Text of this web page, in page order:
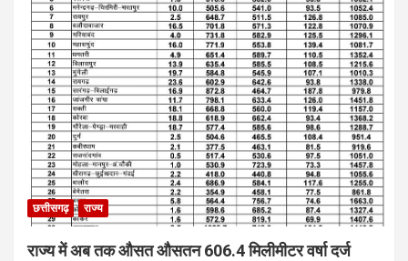
छत्तीसगढ़ राज्य
राज्य में अब तक औसत औसतन 606.4 मिलीमीटर वर्षा दर्ज